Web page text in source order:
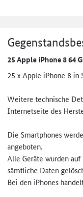
25 Apple iPhone 8 64
25 x Apple iPhone 8 in
Weitere technische
Internetseite des
Die Smartphones
angeboten.
Alle Geräte wurden
sämtliche Daten
Bei den iPhones